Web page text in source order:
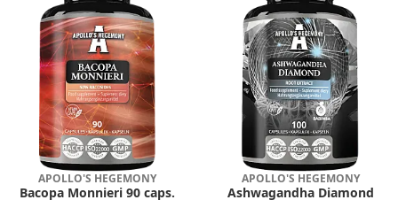
APOLLO'S HEGEMONY
Bacopa Monnieri 90 caps.
APOLLO'S HEGEMONY
Ashwagandha Diamond